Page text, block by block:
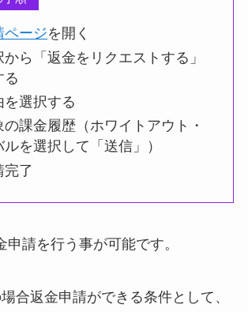
ページを開く
ら「返金をリクエストする」
る
を選択する
課金履歴（ホワイトアウト・
を選択して「送信」）
完了
申請を行う事が可能です。
合返金申請ができる条件として、